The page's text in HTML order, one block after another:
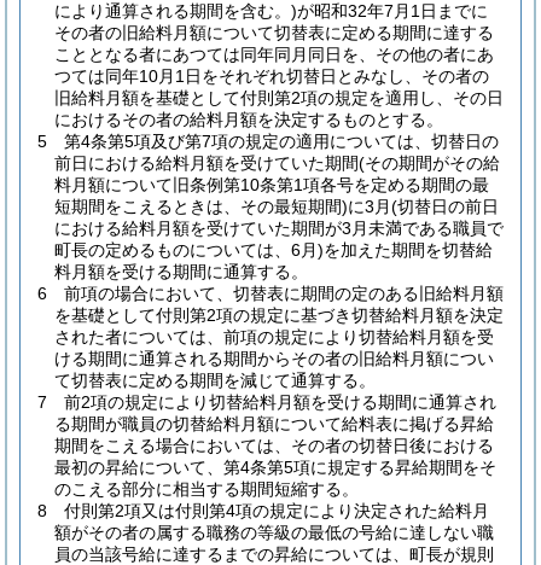
により通算される期間を含む。)が昭和32年7月1日までに
その者の旧給料月額について切替表に定める期間に達する
こととなる者にあつては同年同月同日を、その他の者にあ
つては同年10月1日をそれぞれ切替日とみなし、その者の
旧給料月額を基礎として付則第2項の規定を適用し、その日
におけるその者の給料月額を決定するものとする。
5
第4条第5項及び第7項の規定の適用については、切替日の
前日における給料月額を受けていた期間(その期間がその給
料月額について旧条例第10条第1項各号を定める期間の最
短期間をこえるときは、その最短期間)に3月(切替日の前日
における給料月額を受けていた期間が3月未満である職員で
町長の定めるものについては、6月)を加えた期間を切替給
料月額を受ける期間に通算する。
6
前項の場合において、切替表に期間の定のある旧給料月額
を基礎として付則第2項の規定に基づき切替給料月額を決定
された者については、前項の規定により切替給料月額を受
ける期間に通算される期間からその者の旧給料月額につい
て切替表に定める期間を減じて通算する。
7
前2項の規定により切替給料月額を受ける期間に通算され
る期間が職員の切替給料月額について給料表に掲げる昇給
期間をこえる場合においては、その者の切替日後における
最初の昇給について、第4条第5項に規定する昇給期間をそ
のこえる部分に相当する期間短縮する。
8
付則第2項又は付則第4項の規定により決定された給料月
額がその者の属する職務の等級の最低の号給に達しない職
員の当該号給に達するまでの昇給については、町長が規則